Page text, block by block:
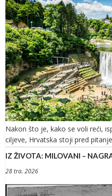
Nakon što je, kako se voli reći,
ciljeve, Hrvatska stoji pred
IZ ŽIVOTA: MILOVANI –
28 tra. 2026